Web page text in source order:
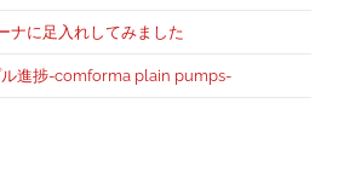
ナに足入れしてみました
進捗-comforma plain pumps-